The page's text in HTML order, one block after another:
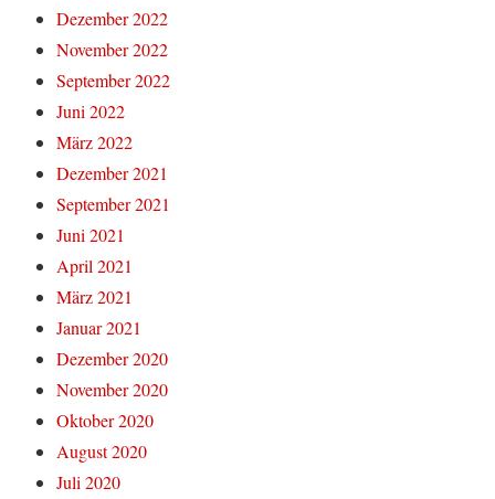
Dezember 2022
November 2022
September 2022
Juni 2022
März 2022
Dezember 2021
September 2021
Juni 2021
April 2021
März 2021
Januar 2021
Dezember 2020
November 2020
Oktober 2020
August 2020
Juli 2020